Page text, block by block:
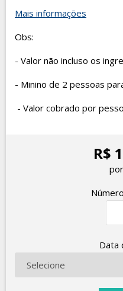
Mais informações
Obs:
- Valor não incluso os
- Minino de 2 pessoas
- Valor cobrado por
R$
Data